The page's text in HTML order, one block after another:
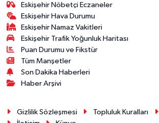
Eskişehir Nöbetçi Eczaneler
Eskişehir Hava Durumu
Eskişehir Namaz Vakitleri
Eskişehir Trafik Yoğunluk Haritası
Puan Durumu ve Fikstür
Tüm Manşetler
Son Dakika Haberleri
Haber Arşivi
Gizlilik Sözleşmesi Topluluk Kuralları